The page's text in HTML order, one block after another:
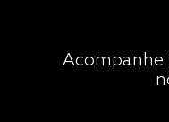
Acompanhe